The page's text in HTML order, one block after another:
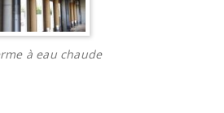
à eau chaude